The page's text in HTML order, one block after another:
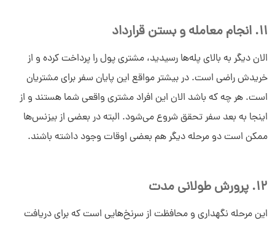
11. انجام معامله و بستن قرارداد
الان دیگر به بالای پله‌ها رسیدید، مشتری پول را پرداخت کرده و از
خریدش راضی است. در بیشتر مواقع این پایان سفر برای مشتریان
است. هر چه که باشد الان این افراد مشتری واقعی شما هستند و از
اینجا به بعد سفر تحقق شروع می‌شود. البته در بعضی از بیزنس‌ها
ممکن است دو مرحله دیگر هم بعضی اوقات وجود داشته باشند.
12. پرورش طولانی مدت
این مرحله نگهداری و محافظت از سرنخ‌هایی است که برای دریافت